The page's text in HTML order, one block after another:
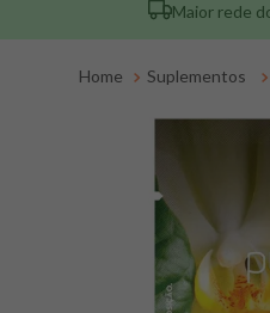
Maior rede
Suplementos
2º
7º
8
9 º